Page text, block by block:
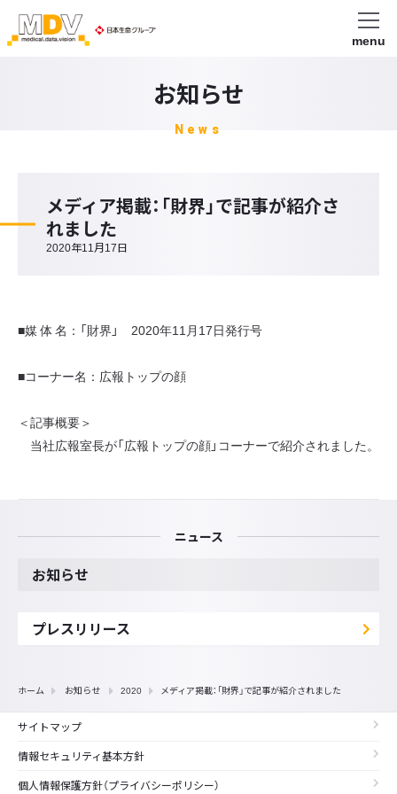
menu
お知らせ
News
メディア掲載：「財界」で記事が紹介さ
れました
2020年11月17日
■媒 体 名：「財界」 2020年11月17日発行号
■コーナー名：広報トップの顔
＜記事概要＞
当社広報室長が「広報トップの顔」コーナーで紹介されました。
ニュース
お知らせ
プレスリリース
ホーム お知らせ 2020 メディア掲載：「財界」で記事が紹介されました
サイトマップ
情報セキュリティ基本方針
個人情報保護方針（プライバシーポリシー）